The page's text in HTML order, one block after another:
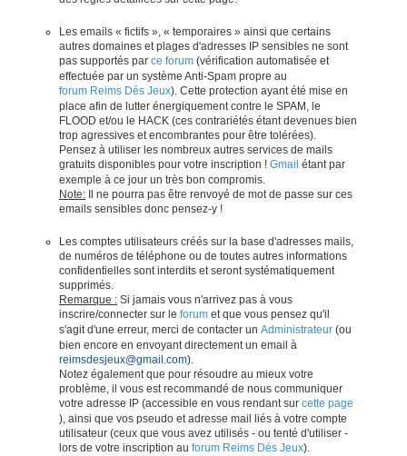
Les emails « fictifs », « temporaires » ainsi que certains
autres domaines et plages d'adresses IP sensibles ne sont
pas supportés par ce forum (vérification automatisée et
effectuée par un système Anti-Spam propre au
forum Reims Dés Jeux). Cette protection ayant été mise en
place afin de lutter énergiquement contre le SPAM, le
FLOOD et/ou le HACK (ces contrariétés étant devenues bien
trop agressives et encombrantes pour être tolérées).
Pensez à utiliser les nombreux autres services de mails
gratuits disponibles pour votre inscription ! Gmail étant par
exemple à ce jour un très bon compromis.
Note: Il ne pourra pas être renvoyé de mot de passe sur ces
emails sensibles donc pensez-y !
Les comptes utilisateurs créés sur la base d'adresses mails,
de numéros de téléphone ou de toutes autres informations
confidentielles sont interdits et seront systématiquement
supprimés.
Remarque : Si jamais vous n'arrivez pas à vous
inscrire/connecter sur le forum et que vous pensez qu'il
s'agit d'une erreur, merci de contacter un Administrateur (ou
bien encore en envoyant directement un email à
reimsdesjeux@gmail.com).
Notez également que pour résoudre au mieux votre
problème, il vous est recommandé de nous communiquer
votre adresse IP (accessible en vous rendant sur cette page
), ainsi que vos pseudo et adresse mail liés à votre compte
utilisateur (ceux que vous avez utilisés - ou tenté d'utiliser -
lors de votre inscription au forum Reims Dés Jeux).